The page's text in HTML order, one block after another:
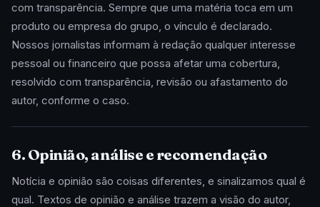
com transparência. Sempre que uma matéria toca em um
produto ou empresa do grupo, o vínculo é declarado.
Nossos jornalistas informam à redação qualquer interesse
pessoal ou financeiro que possa afetar uma cobertura,
resolvido com transparência, revisão ou afastamento do
autor, conforme o caso.
6. Opinião, análise e recomendação
Notícia e opinião são coisas diferentes, e sinalizamos qual é
qual. Textos de opinião e análise trazem a visão do autor,